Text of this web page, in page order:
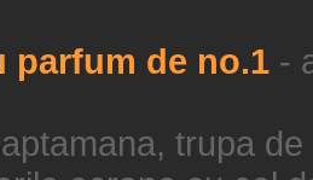
parfum de no.1 -
trupa